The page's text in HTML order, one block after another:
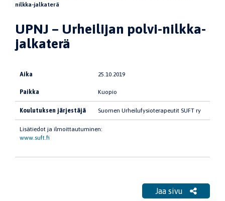
nilkka-jalkaterä
UPNJ – Urheilijan polvi-nilkka-
jalkaterä
Aika 25.10.2019
Paikka Kuopio
Koulutuksen järjestäjä Suomen Urheilufysioterapeutit SUFT ry
Lisätiedot ja ilmoittautuminen:
www.suft.fi
Jaa sivu